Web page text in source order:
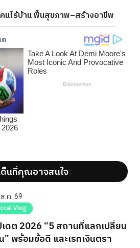
ไร้บ้าน ฟื้นสุขภาพ–สร้างอาชีพ
ด็นที่คุณอาจสนใจ';
.ค. 69
Vlog
ดต 2026 “5 สถานที่แลกเปลี่ยน
” พร้อมข้อดี และเรทเงินตรา